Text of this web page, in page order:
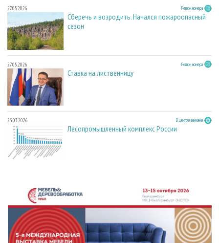
27.05.2026 Регион номера
Сберечь и возродить. Начался пожароопасный
сезон
27.05.2026 Регион номера
Ставка на лиственницу
23.03.2026 В центре внимания
Лесопромышленный комплекс России